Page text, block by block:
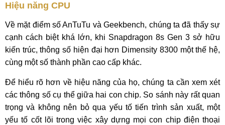
Hiệu năng CPU
Về mặt điểm số AnTuTu và Geekbench, chúng ta đã thấy sự
cạnh cách biệt khá lớn, khi Snapdragon 8s Gen 3 sở hữu
kiến trúc, thông số hiện đại hơn Dimensity 8300 một thế hệ,
cùng một số thành phần cao cấp khác.
Để hiểu rõ hơn về hiệu năng của họ, chúng ta cần xem xét
các thông số cụ thể giữa hai con chip. So sánh này rất quan
trọng và không nên bỏ qua yếu tố tiến trình sản xuất, một
yếu tố cốt lõi trong việc xây dựng mọi con chip điện thoại